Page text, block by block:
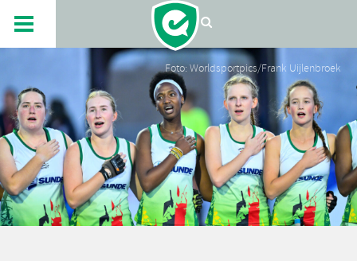
Foto: Worldsportpics/Frank Uijlenbroek